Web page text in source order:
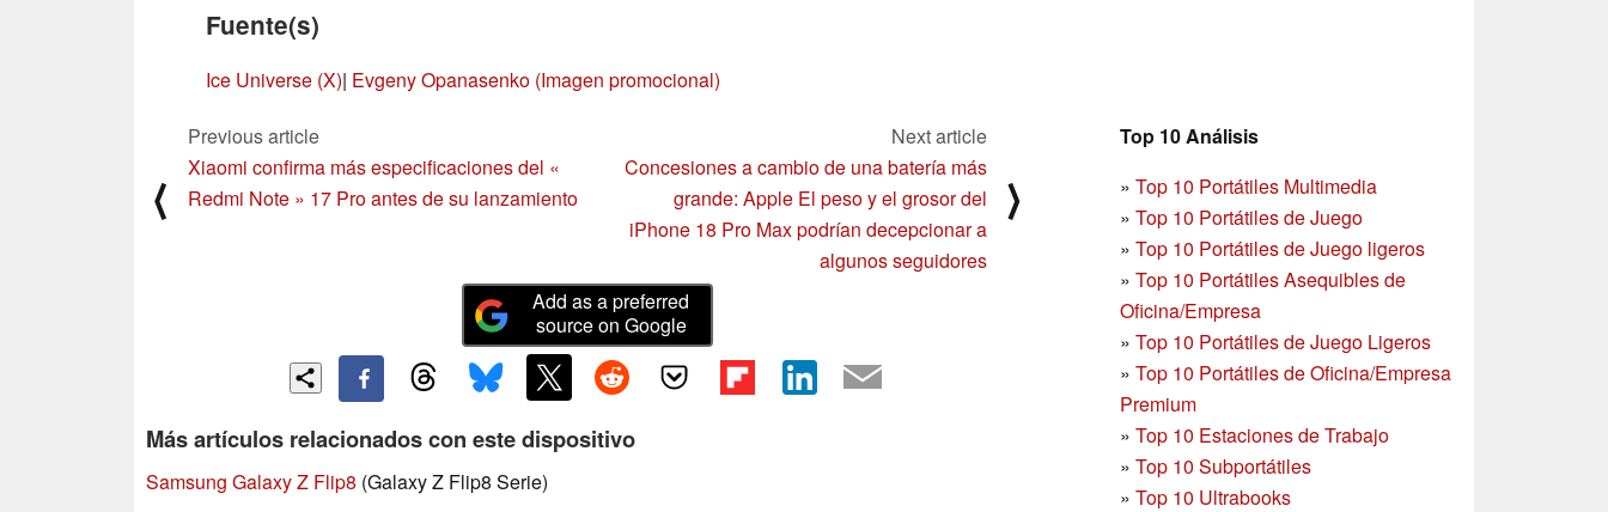
Fuente(s)
Ice Universe (X)| Evgeny Opanasenko (Imagen promocional)
Top 10 Análisis
» Top 10 Portátiles Multimedia
» Top 10 Portátiles de Juego
» Top 10 Portátiles de Juego ligeros
» Top 10 Portátiles Asequibles de
Oficina/Empresa
» Top 10 Portátiles de Juego Ligeros
» Top 10 Portátiles de Oficina/Empresa
Premium
» Top 10 Estaciones de Trabajo
» Top 10 Subportátiles
» Top 10 Ultrabooks
⟨
Previous article
Xiaomi confirma más especificaciones del «
Redmi Note » 17 Pro antes de su lanzamiento
Next article
Concesiones a cambio de una batería más
grande: Apple El peso y el grosor del
iPhone 18 Pro Max podrían decepcionar a
algunos seguidores
⟩
Add as a preferred
source on Google
Más artículos relacionados con este dispositivo
Samsung Galaxy Z Flip8 (Galaxy Z Flip8 Serie)